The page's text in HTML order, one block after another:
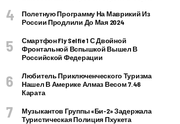
Полетную Программу На Маврикий Из
России Продлили До Мая 2024
Смартфон Fly Selfie 1 С Двойной
Фронтальной Вспышкой Вышел В
Российской Федерации
Любитель Приключенческого Туризма
Нашел В Америке Алмаз Весом 7.46
Карата
Музыкантов Группы «Би-2» Задержала
Туристическая Полиция Пхукета